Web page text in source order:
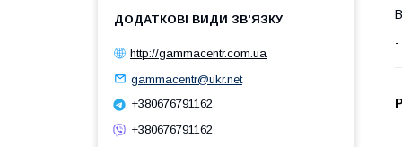
http://gammacentr.com.ua
gammacentr@ukr.net
+380676791162
+380676791162